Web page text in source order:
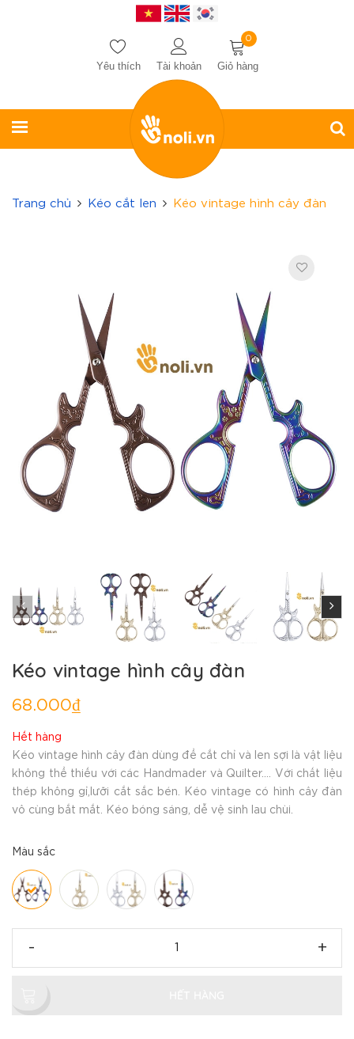
0
Giỏ hàng
Tài khoản
Yêu thích
Trang chủ Kéo cắt len Kéo vintage hình cây đàn
Kéo vintage hình cây đàn
68.000₫
Hết hàng
Kéo vintage hình cây đàn dùng để cắt chỉ và len sợi là vật liệu
không thể thiếu với các Handmader và Quilter.... Với chất liệu
thép không gỉ,lưỡi cắt sắc bén. Kéo vintage có hình cây đàn
vô cùng bắt mắt. Kéo bóng sáng, dễ vệ sinh lau chùi.
Màu sắc
- +